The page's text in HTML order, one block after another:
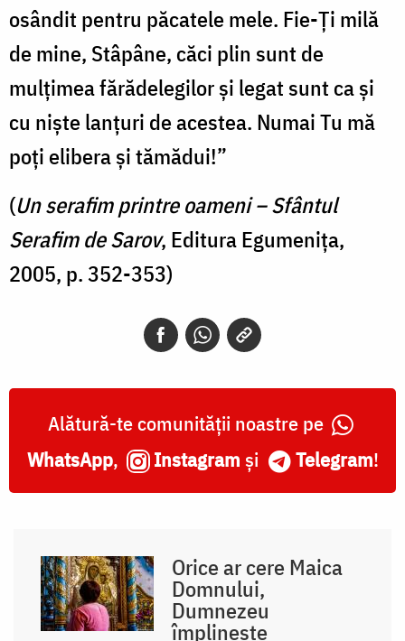
osândit pentru păcatele mele. Fie-Ţi milă
de mine, Stâpâne, căci plin sunt de
mulţimea fărădelegilor şi legat sunt ca şi
cu nişte lanţuri de acestea. Numai Tu mă
poţi elibera şi tămădui!”
(Un serafim printre oameni – Sfântul
Serafim de Sarov, Editura Egumeniţa,
2005, p. 352-353)
Alătură-te comunității noastre pe
WhatsApp, Instagram și Telegram!
Orice ar cere Maica
Domnului,
Dumnezeu
împlinește